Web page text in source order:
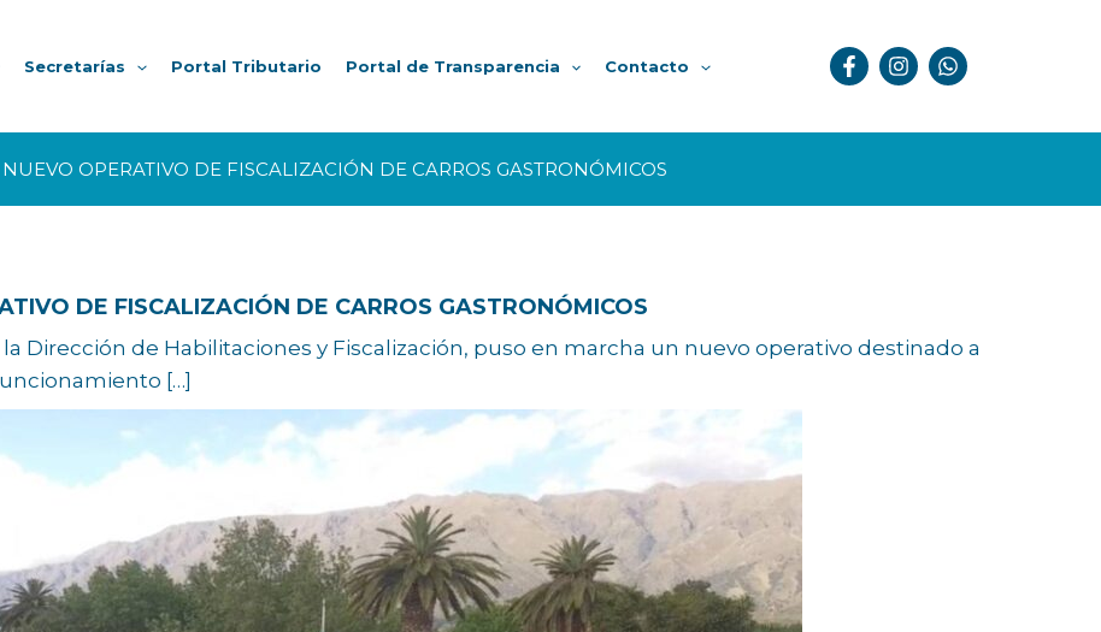
Secretarías Portal Tributario Portal de Transparencia Contacto
OPERATIVO DE FISCALIZACIÓN DE CARROS GASTRONÓMICOS
DE FISCALIZACIÓN DE CARROS GASTRONÓMICOS
Dirección de Habilitaciones y Fiscalización, puso en marcha un nuevo operativo destinado a
[…]